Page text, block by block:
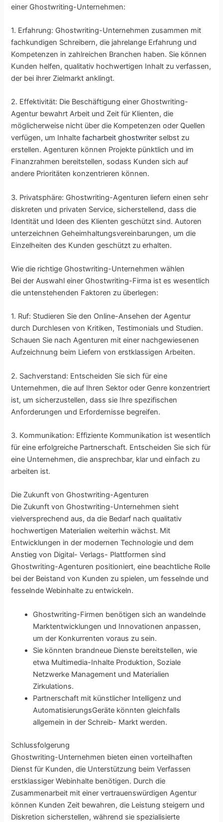
einer Ghostwriting-Unternehmen:
1. Erfahrung: Ghostwriting-Unternehmen zusammen mit
fachkundigen Schreibern, die jahrelange Erfahrung und
Kompetenzen in zahlreichen Branchen haben. Sie können
Kunden helfen, qualitativ hochwertigen Inhalt zu verfassen,
der bei ihrer Zielmarkt anklingt.
2. Effektivität: Die Beschäftigung einer Ghostwriting-
Agentur bewahrt Arbeit und Zeit für Klienten, die
möglicherweise nicht über die Kompetenzen oder Quellen
verfügen, um Inhaltefacharbeit ghostwriter selbst zu
erstellen. Agenturen können Projekte pünktlich und im
Finanzrahmen bereitstellen, sodass Kunden sich auf
andere Prioritäten konzentrieren können.
3. Privatsphäre: Ghostwriting-Agenturen liefern einen sehr
diskreten und privaten Service, sicherstellend, dass die
Identität und Ideen des Klienten geschützt sind. Autoren
unterzeichnen Geheimhaltungsvereinbarungen, um die
Einzelheiten des Kunden geschützt zu erhalten.
Wie die richtige Ghostwriting-Unternehmen wählen
Bei der Auswahl einer Ghostwriting-Firma ist es wesentlich
die untenstehenden Faktoren zu überlegen:
1. Ruf: Studieren Sie den Online-Ansehen der Agentur
durch Durchlesen von Kritiken, Testimonials und Studien.
Schauen Sie nach Agenturen mit einer nachgewiesenen
Aufzeichnung beim Liefern von erstklassigen Arbeiten.
2. Sachverstand: Entscheiden Sie sich für eine
Unternehmen, die auf Ihren Sektor oder Genre konzentriert
ist, um sicherzustellen, dass sie Ihre spezifischen
Anforderungen und Erfordernisse begreifen.
3. Kommunikation: Effiziente Kommunikation ist wesentlich
für eine erfolgreiche Partnerschaft. Entscheiden Sie sich für
eine Unternehmen, die ansprechbar, klar und einfach zu
arbeiten ist.
Die Zukunft von Ghostwriting-Agenturen
Die Zukunft von Ghostwriting-Unternehmen sieht
vielversprechend aus, da die Bedarf nach qualitativ
hochwertigen Materialien weiterhin wächst. Mit
Entwicklungen in der modernen Technologie und dem
Anstieg von Digital- Verlags- Plattformen sind
Ghostwriting-Agenturen positioniert, eine beachtliche Rolle
bei der Beistand von Kunden zu spielen, um fesselnde und
fesselnde Webinhalte zu entwickeln.
Ghostwriting-Firmen benötigen sich an wandelnde
Marktentwicklungen und Innovationen anpassen,
um der Konkurrenten voraus zu sein.
Sie könnten brandneue Dienste bereitstellen, wie
etwa Multimedia-Inhalte Produktion, Soziale
Netzwerke Management und Materialien
Zirkulations.
Partnerschaft mit künstlicher Intelligenz und
AutomatisierungsGeräte könnten gleichfalls
allgemein in der Schreib- Markt werden.
Schlussfolgerung
Ghostwriting-Unternehmen bieten einen vorteilhaften
Dienst für Kunden, die Unterstützung beim Verfassen
erstklassiger Webinhalte benötigen. Durch die
Zusammenarbeit mit einer vertrauenswürdigen Agentur
können Kunden Zeit bewahren, die Leistung steigern und
Diskretion sicherstellen, während sie spezialisierte